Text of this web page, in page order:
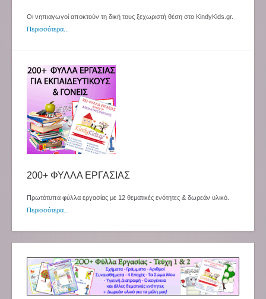
Οι νηπιαγωγοί αποκτούν τη δική τους ξεχωριστή θέση στο KindyKids.gr.
Περισσότερα...
200+ ΦΥΛΛΑ ΕΡΓΑΣΙΑΣ
Πρωτότυπα φύλλα εργασίας με 12 θεματικές ενότητες & δωρεάν υλικό.
Περισσότερα...